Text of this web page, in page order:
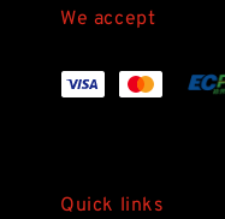
We accept
Quick links